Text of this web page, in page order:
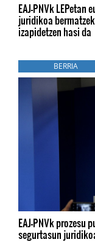
EAJ-PNVk
juridikoa
izapidetzen hasi da
BERRIA
EAJ-PNVk prozesu
segurtasun